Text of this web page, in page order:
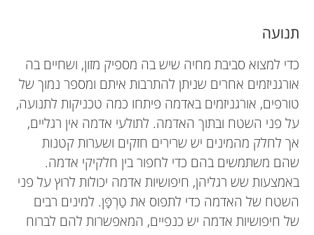
תנועה
כדי למצוא סביבת מחיה שיש בה מספיק מזון, ושחיים בה
אורגניזמים אחרים שניתן להתרבות איתם ומספר נמוך של
טורפים, אורגניזמים באדמה פיתחו כמה טכניקות לתנועה,
על פני השטח ובתוך האדמה. לתולעי אדמה אין רגליים,
אך לחלק מהמינים יש שרירים חזקים ושערות קטנות
שהם משתמשים בהם כדי לחפור בין חלקיקי אדמה.
באמצעות שש רגליהן, חיפושיות אדמה יכולות לרוץ על פני
השטח של האדמה כדי לתפוס את טַרְפָּן. למינים רבים
של חיפושיות אדמה יש כנפיים, המאפשרות להם לברוח